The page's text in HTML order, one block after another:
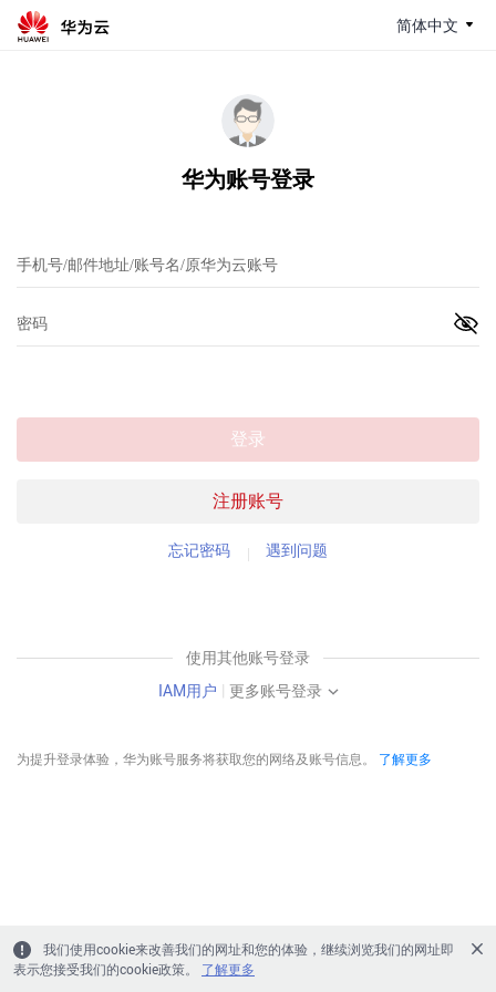
简体中文
华为账号登录
注册账号
登录
忘记密码 遇到问题
使用其他账号登录
IAM用户 | 更多账号登录
为提升登录体验，华为账号服务将获取您的网络及账号信息。 了解更多
我们使用cookie来改善我们的网址和您的体验，继续浏览我们的网址即
表示您接受我们的cookie政策。
了解更多